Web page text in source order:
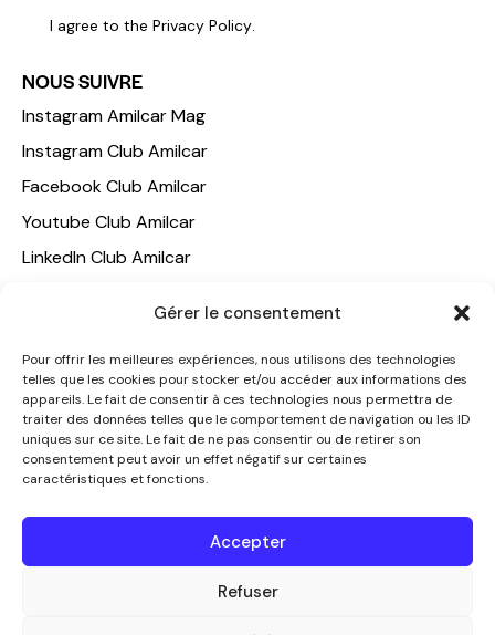
Gérer le consentement
Pour offrir les meilleures expériences, nous utilisons des technologies
telles que les cookies pour stocker et/ou accéder aux informations des
appareils. Le fait de consentir à ces technologies nous permettra de
traiter des données telles que le comportement de navigation ou les ID
uniques sur ce site. Le fait de ne pas consentir ou de retirer son
consentement peut avoir un effet négatif sur certaines
caractéristiques et fonctions.
Accepter
Refuser
I agree to the Privacy Policy.
NOUS SUIVRE
Instagram Amilcar Mag
Instagram Club Amilcar
Facebook Club Amilcar
Youtube Club Amilcar
LinkedIn Club Amilcar
NOTRE GROUPE
ACCUEIL
AMILCAR TRAVEL CLUB
CLUB AMILCAR, Club d'affaires international
AGENCE MEDIANE
CONTACT
+33 7 49 60 92 02